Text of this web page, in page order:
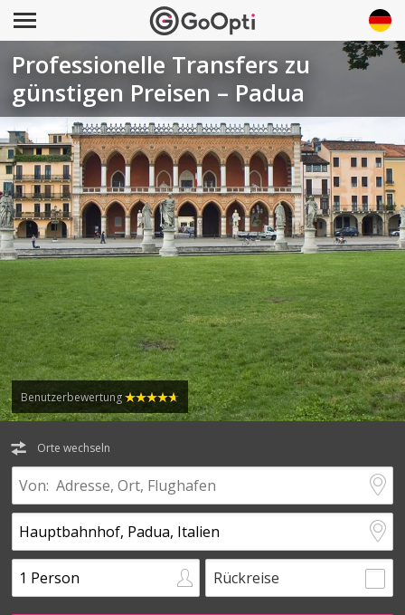
Professionelle Transfers zu
günstigen Preisen – Padua
Benutzerbewertung
Orte wechseln
Rückreise